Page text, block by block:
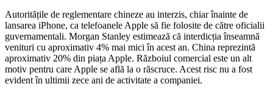
Autoritățile de reglementare chineze au interzis, chiar înainte de
lansarea iPhone, ca telefoanele Apple să fie folosite de către oficialii
guvernamentali. Morgan Stanley estimează că interdicția înseamnă
venituri cu aproximativ 4% mai mici în acest an. China reprezintă
aproximativ 20% din piața Apple. Războiul comercial este un alt
motiv pentru care Apple se află la o răscruce. Acest risc nu a fost
evident în ultimii zece ani de activitate a companiei.